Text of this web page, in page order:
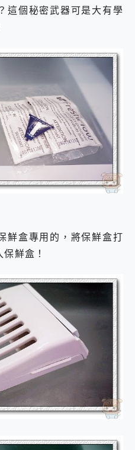
這個秘密武器可是大有學
鮮盒專用的，將保鮮盒打
鮮盒！